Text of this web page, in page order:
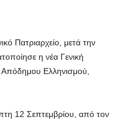
Πατριαρχείο, μετά την
η νέα Γενική
Απόδημου Ελληνισμού,
12 Σεπτεμβρίου, από τον